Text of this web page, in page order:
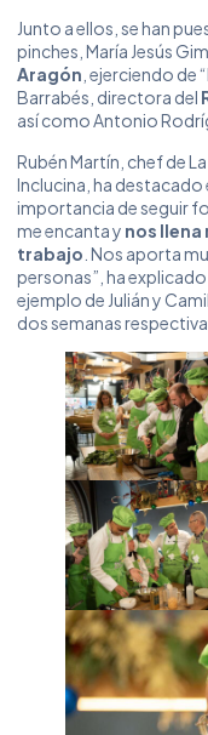
Junto a ellos, se han
pinches, María Jesús
Aragón , ejerciendo de
Barrabés, directora del
así como Antonio
Rubén Martín, chef de
Inclucina, ha
importancia de seguir
me encanta y nos
trabajo . Nos aporta
personas”, ha
ejemplo de Julián y
dos semanas